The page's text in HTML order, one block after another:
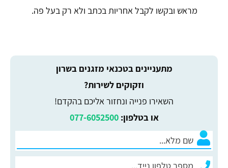
מראש ובקשו לקבל אחריות בכתב ולא רק בעל פה.
מתעניינים בטכנאי מזגנים בשרון
וזקוקים לשירות?
השאירו פנייה ונחזור אליכם בהקדם!
או בטלפון:077-6052500